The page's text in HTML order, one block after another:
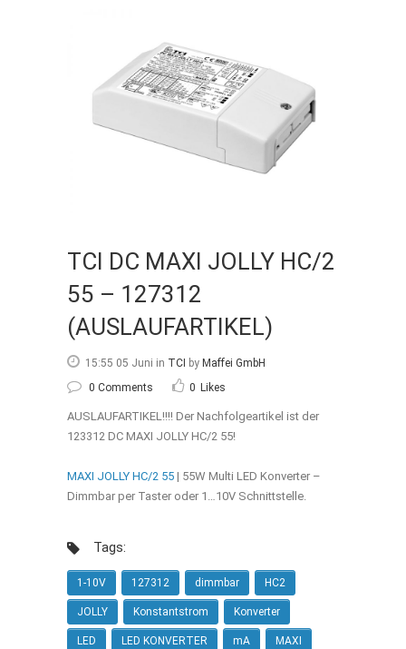
TCI DC MAXI JOLLY HC/2
55 – 127312
(AUSLAUFARTIKEL)
15:55 05 Juni in TCI by Maffei GmbH
0 Comments
0 Likes
AUSLAUFARTIKEL!!!! Der Nachfolgeartikel ist der
123312 DC MAXI JOLLY HC/2 55!
MAXI JOLLY HC/2 55 | 55W Multi LED Konverter –
Dimmbar per Taster oder 1…10V Schnittstelle.
Tags:
1-10V 127312 dimmbar HC2
JOLLY Konstantstrom Konverter
LED LED KONVERTER mA MAXI